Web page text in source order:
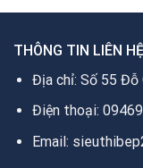
THÔNG TIN LIÊN HỆ
Địa chỉ: Số 55 Đỗ
Điện thoại:
Email: